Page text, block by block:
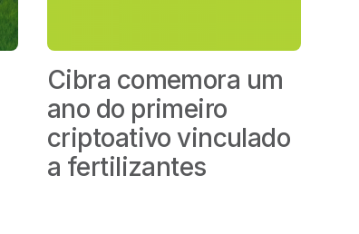
Cibra comemora um
ano do primeiro
criptoativo vinculado
a fertilizantes